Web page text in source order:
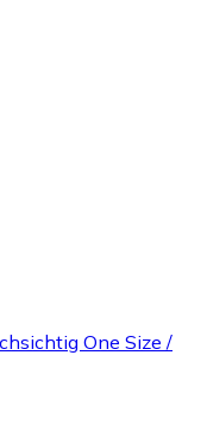
One Size /